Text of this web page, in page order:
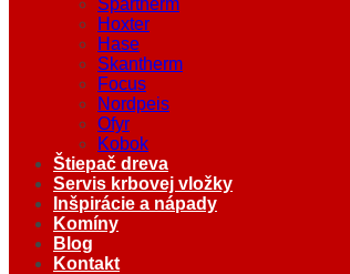
Spartherm
Hoxter
Hase
Skantherm
Focus
Nordpeis
Ofyr
Kobok
Štiepač dreva
Servis krbovej vložky
Inšpirácie a nápady
Komíny
Blog
Kontakt